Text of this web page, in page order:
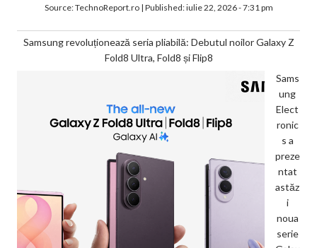
Source:TechnoReport.ro| Published:iulie 22, 2026 - 7:31 pm
Samsung revoluționează seria pliabilă: Debutul noilor Galaxy Z
Fold8 Ultra, Fold8 și Flip8
Sams
ung
Elect
ronic
s a
preze
ntat
astăz
i
noua
serie